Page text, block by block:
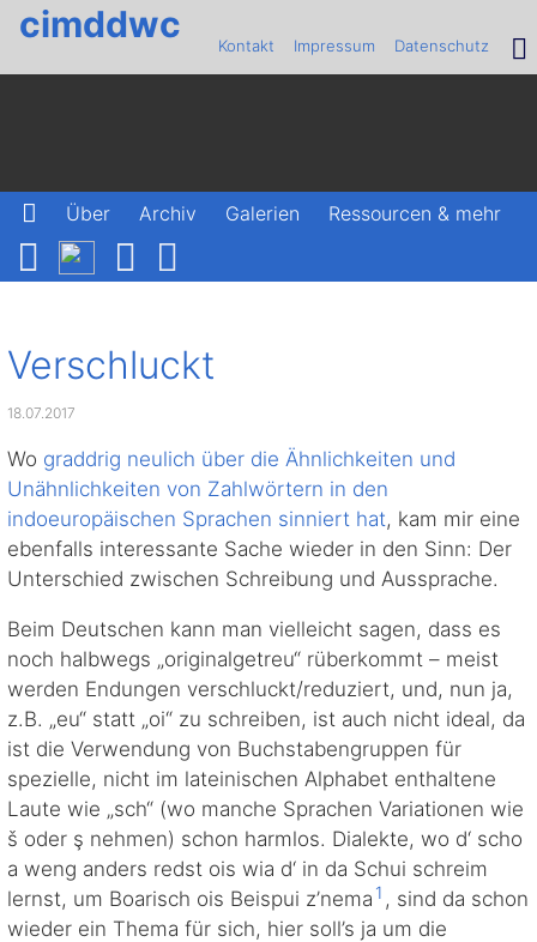
cimddwc Kontakt Impressum Datenschutz
Über Archiv Galerien Ressourcen & mehr
Verschluckt
18.07.2017
Wo graddrig neulich über die Ähnlichkeiten und
Unähnlichkeiten von Zahlwörtern in den
indoeuropäischen Sprachen sinniert hat, kam mir eine
ebenfalls interessante Sache wieder in den Sinn: Der
Unterschied zwischen Schreibung und Aussprache.
Beim Deutschen kann man vielleicht sagen, dass es
noch halbwegs „originalgetreu“ rüberkommt – meist
werden Endungen verschluckt/reduziert, und, nun ja,
z.B. „eu“ statt „oi“ zu schreiben, ist auch nicht ideal, da
ist die Verwendung von Buchstabengruppen für
spezielle, nicht im lateinischen Alphabet enthaltene
Laute wie „sch“ (wo manche Sprachen Variationen wie
š oder ş nehmen) schon harmlos. Dialekte, wo d‘ scho
a weng anders redst ois wia d‘ in da Schui schreim
lernst, um Boarisch ois Beispui z’nema 1 , sind da schon
wieder ein Thema für sich, hier soll’s ja um die